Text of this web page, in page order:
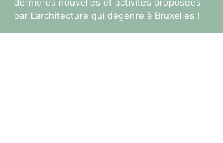
par L’architecture qui dégenre à Bruxelles !